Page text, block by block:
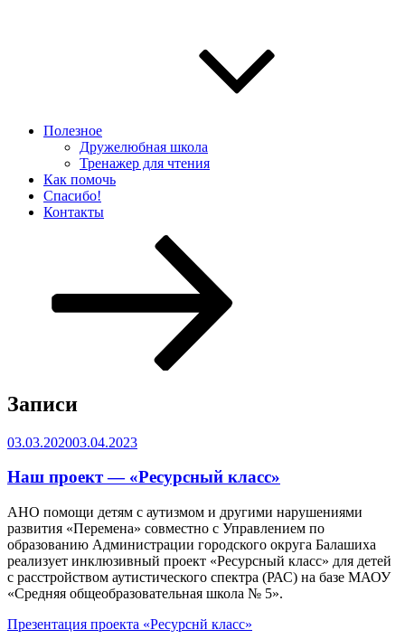
Полезное
Дружелюбная школа
Тренажер для чтения
Как помочь
Спасибо!
Контакты
Записи
Опубликовано
03.03.202003.04.2023
Наш проект — «Ресурсный класс»
АНО помощи детям с аутизмом и другими нарушениями
развития «Перемена» совместно с Управлением по
образованию Администрации городского округа Балашиха
реализует инклюзивный проект «Ресурсный класс» для детей
с расстройством аутистического спектра (РАС) на базе МАОУ
«Средняя общеобразовательная школа № 5».
Презентация проекта «Ресурснй класс»